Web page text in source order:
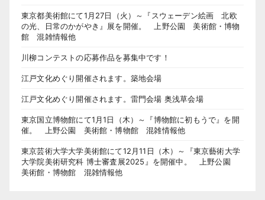
東京都美術館にて1月27日（火）～『スウェーデン絵画 北欧
の光、日常のかがやき』展を開催。 上野公園 美術館・博物
館 混雑情報他
川柳コンテストの応募作品を募集中です！
江戸文化めぐり開催されます。築地会場
江戸文化めぐり開催されます。雷門会場 奥浅草会場
東京国立博物館にて1月1日（木）～『博物館に初もうで』を開
催。 上野公園 美術館・博物館 混雑情報他
東京芸術大学大学美術館にて12月11日（木）～『東京藝術大学
大学院美術研究科 博士審査展2025』を開催中。 上野公園
美術館・博物館 混雑情報他